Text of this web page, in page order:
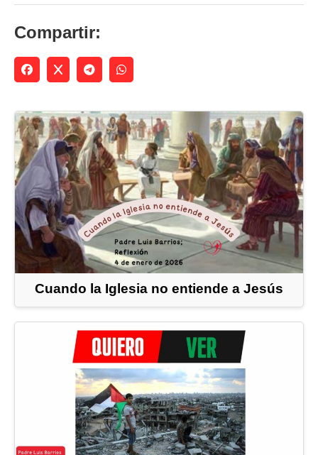
Compartir:
Cuando la Iglesia no entiende a Jesús